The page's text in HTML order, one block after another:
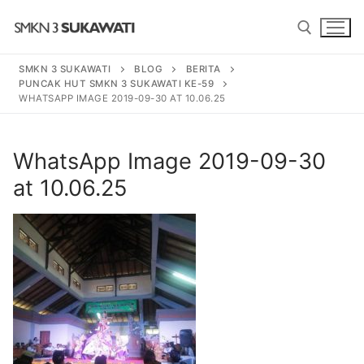
BERANDA
PROGRAM
SENI TARI BALI
SENI PEDALANGAN
PROFIL SEKOLAH
SEJARAH
BERITA
SMKN 3 SUKAWATI BLOG
BERITA
PUNCAK HUT SMKN 3 SUKAWATI KE-59
WHATSAPP IMAGE 2019-09-30 AT 10.06.25
WhatsApp Image 2019-09-30
at 10.06.25